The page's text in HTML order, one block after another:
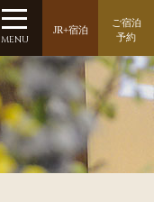
MENU
JR+宿泊
ご宿泊
予約